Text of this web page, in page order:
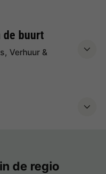
de buurt
Verhuur &
de regio